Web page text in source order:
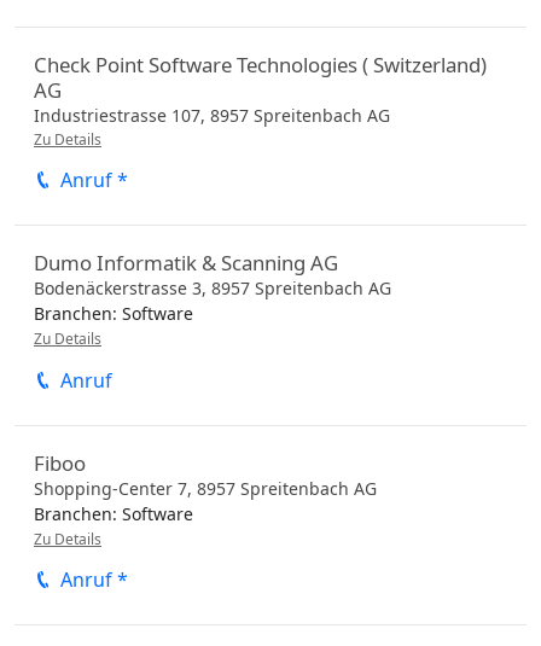
Check Point Software Technologies ( Switzerland)
AG
Industriestrasse 107, 8957 Spreitenbach AG
Zu Details
Anruf *
Dumo Informatik & Scanning AG
Bodenäckerstrasse 3, 8957 Spreitenbach AG
Branchen: Software
Zu Details
Anruf
Fiboo
Shopping-Center 7, 8957 Spreitenbach AG
Branchen: Software
Zu Details
Anruf *